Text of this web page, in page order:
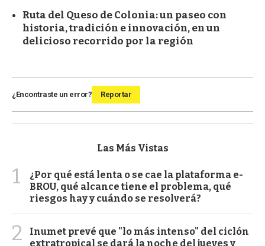
Ruta del Queso de Colonia: un paseo con
historia, tradición e innovación, en un
delicioso recorrido por la región
¿Encontraste un error? Reportar
Las Más Vistas
1
¿Por qué está lenta o se cae la plataforma e-
BROU, qué alcance tiene el problema, qué
riesgos hay y cuándo se resolverá?
2
Inumet prevé que "lo más intenso" del ciclón
extratropical se dará la noche del jueves y